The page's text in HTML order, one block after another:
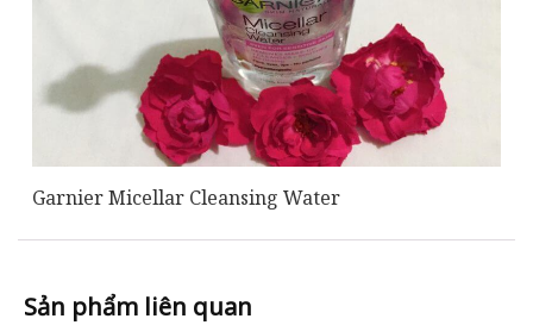
Garnier Micellar Cleansing Water
Sản phẩm liên quan